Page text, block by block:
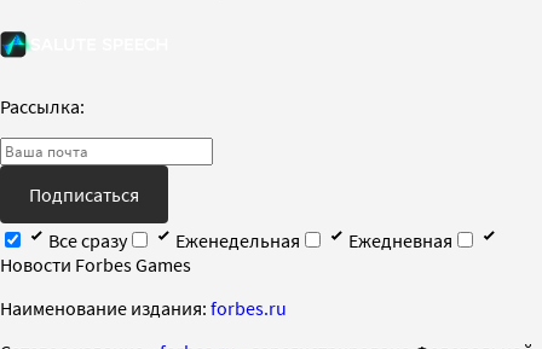
Рассылка:
Подписаться
Все сразу
Еженедельная
Ежедневная
Новости Forbes Games
Наименование издания: forbes.ru